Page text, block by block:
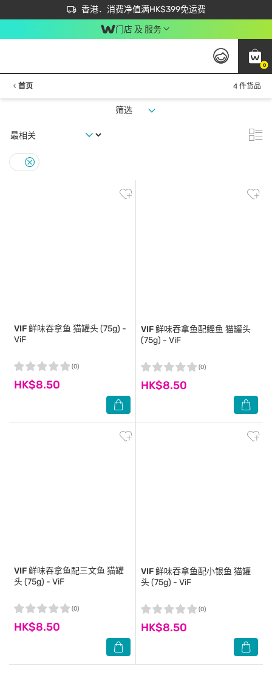
香港．消费净值满HK$399免运费
立即成为易赏钱会员尽享独家优惠
首次APP下单买满$450 输入 NEWAPP 即减$50
门店 及 服务
0
首页 4 件货品
筛选
VIF鲜味吞拿鱼 猫罐头 (75g) -
ViF
HK$8.50
(0)
VIF鲜味吞拿鱼配鲣鱼 猫罐头
(75g) - ViF
HK$8.50
(0)
VIF鲜味吞拿鱼配三文鱼 猫罐
头 (75g) - ViF
HK$8.50
(0)
VIF鲜味吞拿鱼配小银鱼 猫罐
头 (75g) - ViF
HK$8.50
(0)